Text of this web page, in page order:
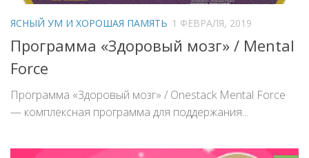
ЯСНЫЙ УМ И ХОРОШАЯ ПАМЯТЬ 1 ФЕВРАЛЯ, 2019
Программа «Здоровый мозг» / Mental
Force
Программа «Здоровый мозг» / Onestack Mental Force
— комплексная программа для поддержания...